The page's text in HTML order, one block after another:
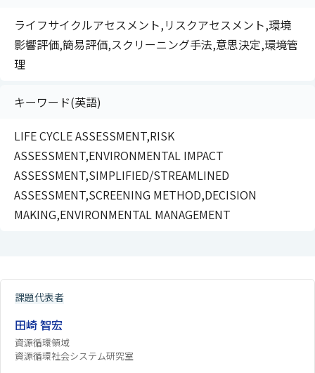
ライフサイクルアセスメント,リスクアセスメント,環境
影響評価,簡易評価,スクリーニング手法,意思決定,環境管
理
キーワード(英語)
LIFE CYCLE ASSESSMENT,RISK
ASSESSMENT,ENVIRONMENTAL IMPACT
ASSESSMENT,SIMPLIFIED/STREAMLINED
ASSESSMENT,SCREENING METHOD,DECISION
MAKING,ENVIRONMENTAL MANAGEMENT
課題代表者
田崎 智宏
資源循環領域
資源循環社会システム研究室